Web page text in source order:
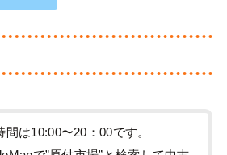
間は10:00〜20：00です。